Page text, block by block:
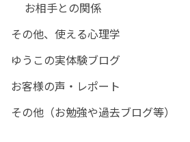
お相手との関係
その他、使える心理学
ゆうこの実体験ブログ
お客様の声・レポート
その他（お勉強や過去ブログ等）